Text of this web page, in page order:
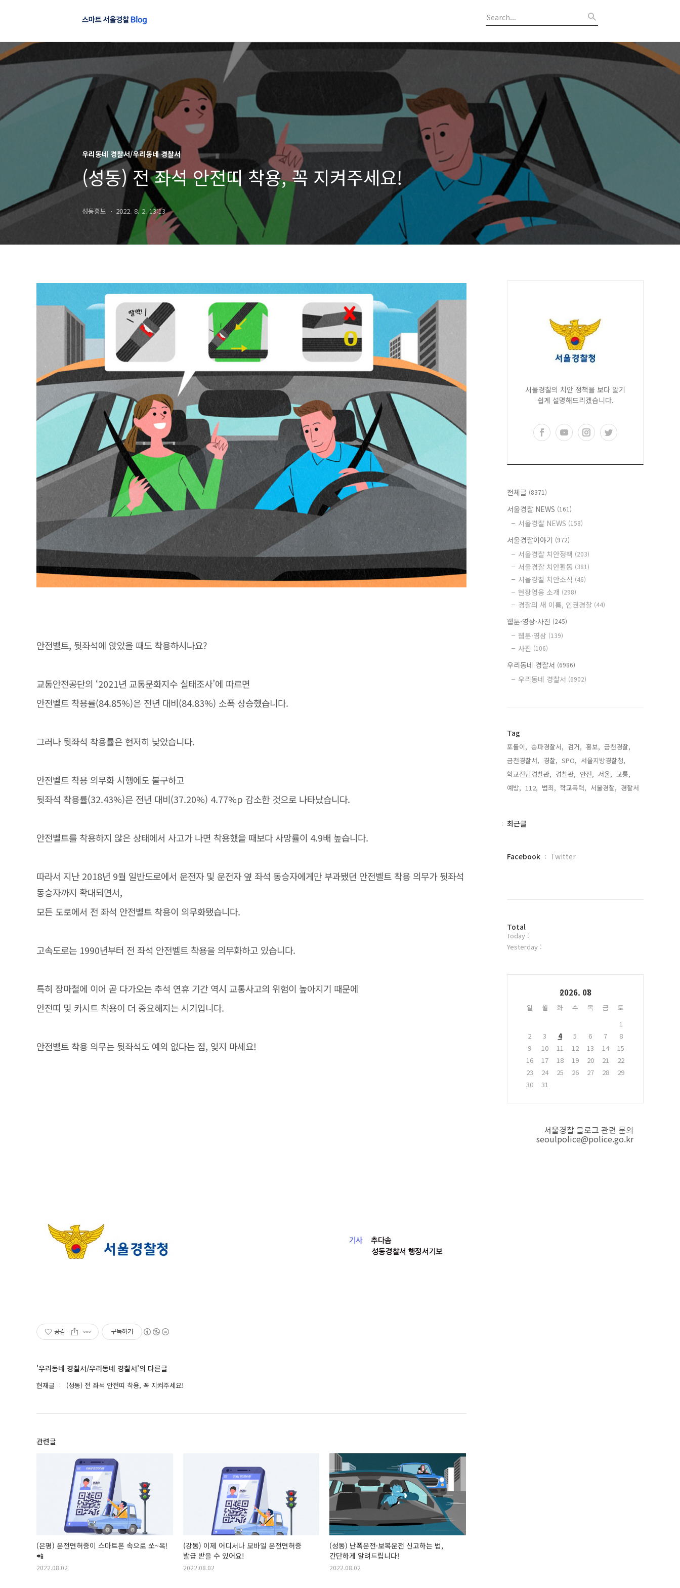
우리동네 경찰서/우리동네 경찰서
(성동) 전 좌석 안전띠 착용, 꼭 지켜주세요!
성동홍보 2022. 8. 2. 13:13
안전벨트, 뒷좌석에 앉았을 때도 착용하시나요?
교통안전공단의 ‘2021년 교통문화지수 실태조사’에 따르면
안전벨트 착용률(84.85%)은 전년 대비(84.83%) 소폭 상승했습니다.
그러나 뒷좌석 착용률은 현저히 낮았습니다.
안전벨트 착용 의무화 시행에도 불구하고
뒷좌석 착용률(32.43%)은 전년 대비(37.20%) 4.77%p 감소한 것으로 나타났습니다.
안전벨트를 착용하지 않은 상태에서 사고가 나면 착용했을 때보다 사망률이 4.9배 높습니다.
따라서 지난 2018년 9월 일반도로에서 운전자 및 운전자 옆 좌석 동승자에게만 부과됐던 안전벨트 착용 의무가 뒷좌석
동승자까지 확대되면서,
모든 도로에서 전 좌석 안전벨트 착용이 의무화됐습니다.
고속도로는 1990년부터 전 좌석 안전벨트 착용을 의무화하고 있습니다.
특히 장마철에 이어 곧 다가오는 추석 연휴 기간 역시 교통사고의 위험이 높아지기 때문에
안전띠 및 카시트 착용이 더 중요해지는 시기입니다.
안전벨트 착용 의무는 뒷좌석도 예외 없다는 점, 잊지 마세요!
공감 구독하기
'우리동네 경찰서/우리동네 경찰서'의 다른글
현재글 (성동) 전 좌석 안전띠 착용, 꼭 지켜주세요!
관련글
(은평) 운전면허증이 스마트폰 속으로 쏘~옥!
📲
2022.08.02
(강동) 이제 어디서나 모바일 운전면허증
발급 받을 수 있어요!
2022.08.02
(성동) 난폭운전·보복운전 신고하는 법,
간단하게 알려드립니다!
2022.08.02
서울경찰의 치안 정책을 보다 알기
쉽게 설명해드리겠습니다.
전체글 (8371)
서울경찰 NEWS (161)
서울경찰 NEWS (158)
서울경찰이야기 (972)
서울경찰 치안정책 (203)
서울경찰 치안활동 (381)
서울경찰 치안소식 (46)
현장영웅 소개 (298)
경찰의 새 이름, 인권경찰 (44)
웹툰·영상·사진 (245)
웹툰·영상 (139)
사진 (106)
우리동네 경찰서 (6986)
우리동네 경찰서 (6902)
Tag
포돌이, 송파경찰서, 검거, 홍보, 금천경찰,
금천경찰서, 경찰, SPO, 서울지방경찰청,
학교전담경찰관, 경찰관, 안전, 서울, 교통,
예방, 112, 범죄, 학교폭력, 서울경찰, 경찰서,
최
최근글
페
플
러
그
Facebook Twitter
방
문
자
Total
Today :
Yesterday :
2026. 08
일 월 화 수 목 금
토
1
2
3 4 5 6 7
8
9
10 11 12 13 14
15
16
17 18 19 20 21
22
23
24 25 26 27 28
29
30
31
서울경찰 블로그 관련 문의
seoulpolice@police.go.kr